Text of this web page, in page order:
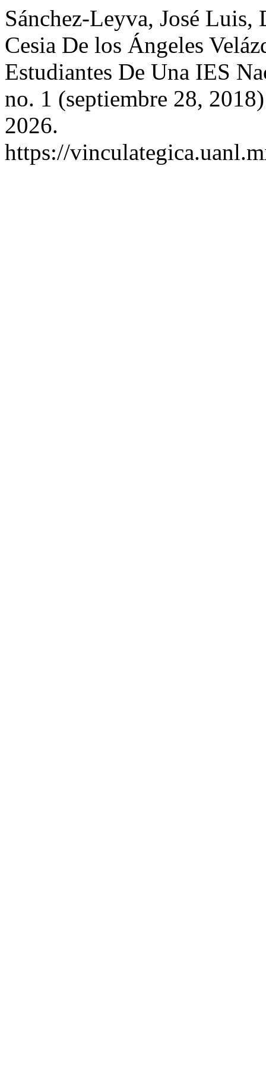
Sánchez-Leyva, José
Cesia De los Ángeles
Estudiantes De Una IES
no. 1 (septiembre 28,
2026.
https://